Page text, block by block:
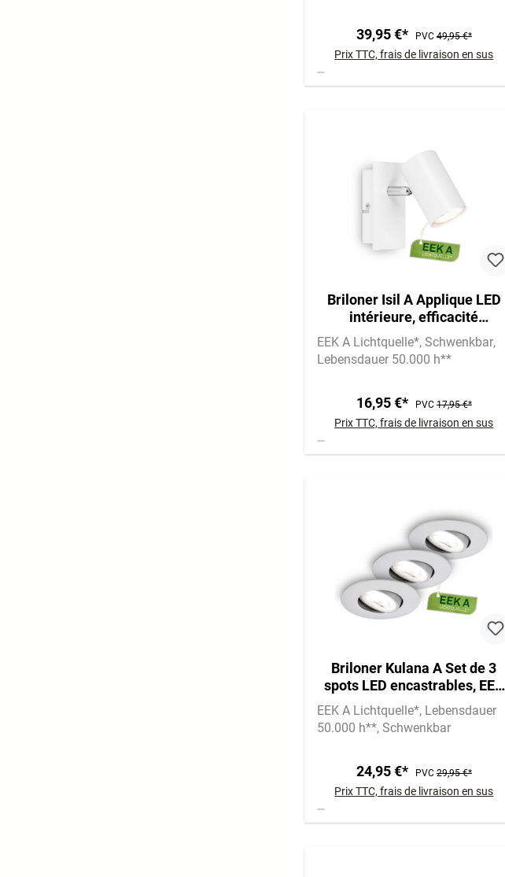
39,95 €* PVC49,95 €*
Prix TTC, frais de livraison en sus
Briloner Isil A Applique LED
intérieure, efficacité
énergétique A, orientable,
blanc
EEK A Lichtquelle* Schwenkbar
Lebensdauer 50.000 h**
16,95 €* PVC17,95 €*
Prix TTC, frais de livraison en sus
Briloner Kulana A Set de 3
spots LED encastrables, EEK
A, orientables, chrome mat
EEK A Lichtquelle* Lebensdauer
50.000 h** Schwenkbar
24,95 €* PVC29,95 €*
Prix TTC, frais de livraison en sus